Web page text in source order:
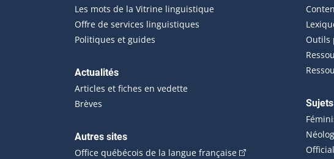
Les mots de la Vitrine linguistique
Offre de services linguistiques
Politiques et guides
Actualités
Articles et fiches en vedette
Brèves
Autres sites
Office québécois de la langue française(Cet hyperlien externe
Outils